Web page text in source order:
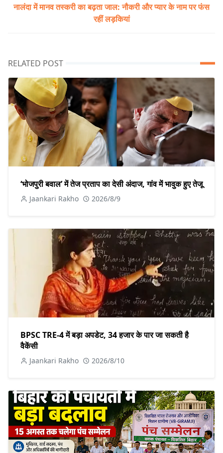
नालंदा में मानव तस्करी का बढ़ता जाल: नौकरी और प्यार के नाम पर फंस
रहीं लड़कियां
RELATED POST
‘भोजपुरी बवाल’ में तेज प्रताप का देसी अंदाज, गांव में भावुक हुए तेजू
Jaankari Rakho 2026/8/9
BPSC TRE-4 में बड़ा अपडेट, 34 हजार के पार जा सकती है
वैकेंसी
Jaankari Rakho 2026/8/10